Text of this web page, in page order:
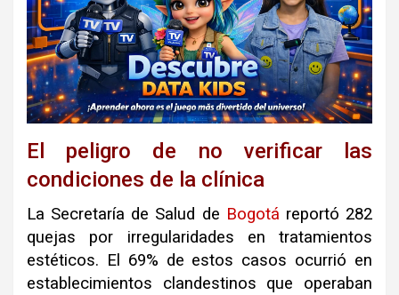
El peligro de no verificar las
condiciones de la clínica
La Secretaría de Salud de Bogotá reportó 282
quejas por irregularidades en tratamientos
estéticos. El 69% de estos casos ocurrió en
establecimientos clandestinos que operaban